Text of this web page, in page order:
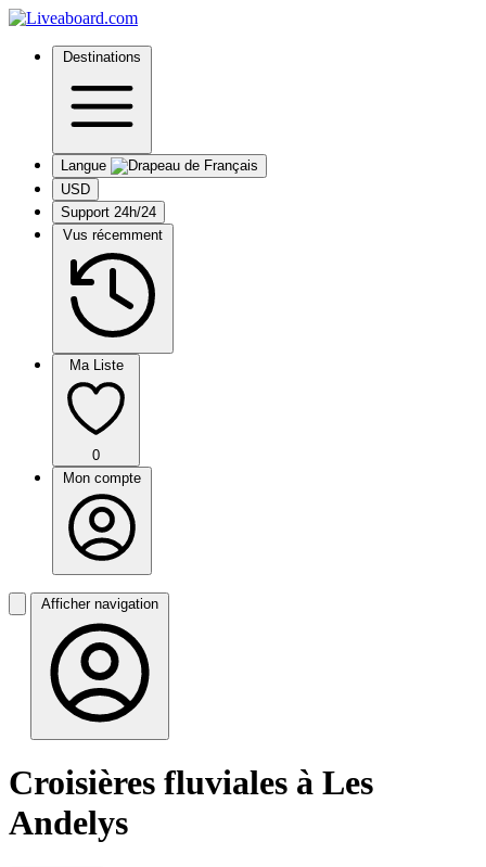
Destinations
Langue
USD
Support 24h/24
Vus récemment
Ma Liste
0
Mon compte
Afficher navigation
Croisières fluviales à Les
Andelys